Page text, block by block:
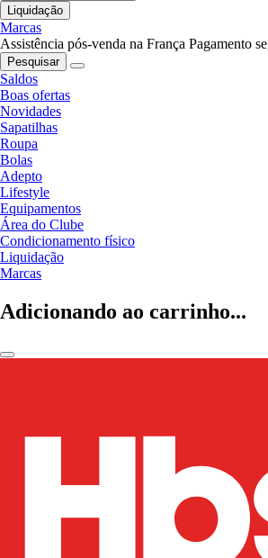
Liquidação
Marcas
Assistência pós-venda na França Pagamento
Pesquisar
Saldos
Boas ofertas
Novidades
Sapatilhas
Roupa
Bolas
Adepto
Lifestyle
Equipamentos
Área do Clube
Condicionamento físico
Liquidação
Marcas
Adicionando ao carrinho...